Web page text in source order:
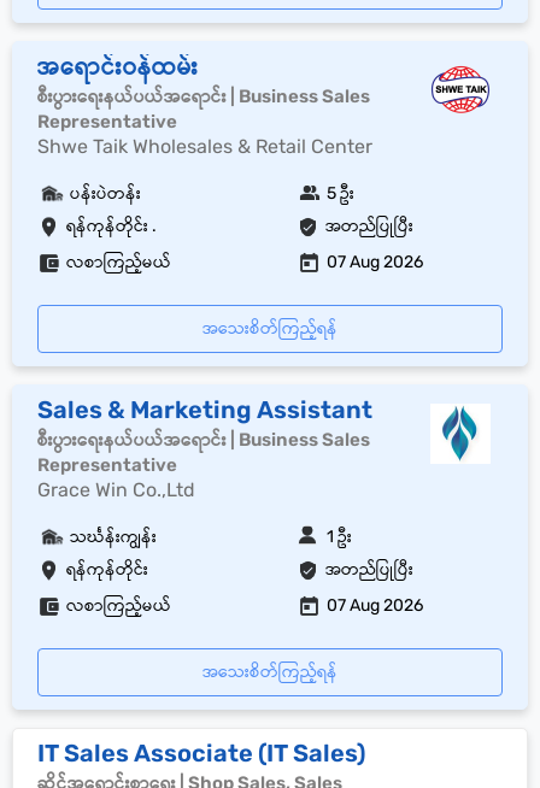
အရောင်းဝန်ထမ်း
စီးပွားရေးနယ်ပယ်အရောင်း | Business Sales
Representative
Shwe Taik Wholesales & Retail Center
ရန်ကုန်တိုင်း . အတည်ပြုပြီး
ပန်းပဲတန်း 5 ဦး
လစာကြည့်မယ် 07 Aug 2026
အသေးစိတ်ကြည့်ရန်
Sales & Marketing Assistant
စီးပွားရေးနယ်ပယ်အရောင်း | Business Sales
Representative
Grace Win Co.,Ltd
ရန်ကုန်တိုင်း အတည်ပြုပြီး
သင်္ဃန်းကျွန်း 1 ဦး
လစာကြည့်မယ် 07 Aug 2026
အသေးစိတ်ကြည့်ရန်
IT Sales Associate (IT Sales)
ဆိုင်အရောင်းစာရေး | Shop Sales, Sales